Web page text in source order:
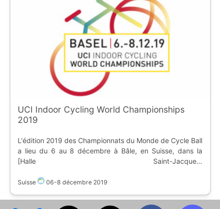
UCI Indoor Cycling World Championships
2019
L'édition 2019 des Championnats du Monde de Cycle Ball
a lieu du 6 au 8 décembre à Bâle, en Suisse, dans la
[Halle Saint-Jacques]
jakobshalle).
Suisse 06-8 décembre 2019